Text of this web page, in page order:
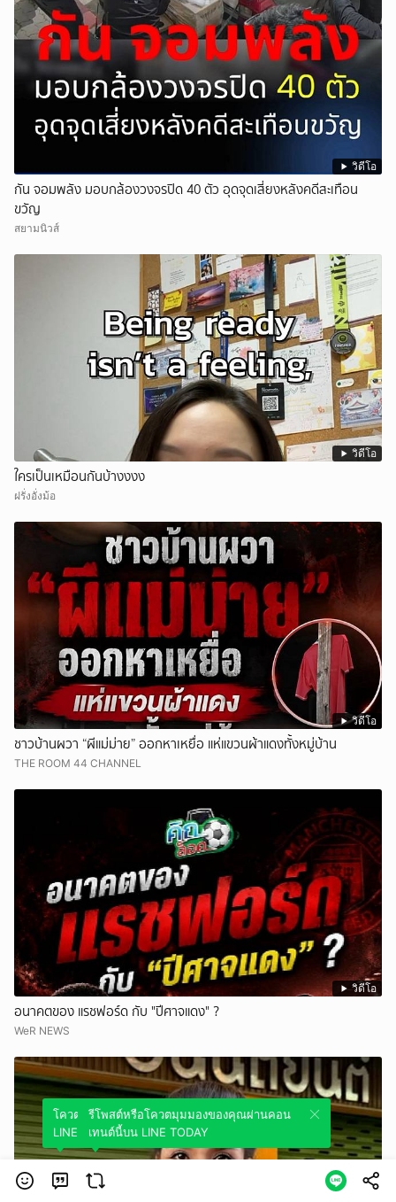
วิดีโอ
กัน จอมพลัง มอบกล้องวงจรปิด 40 ตัว อุดจุดเสี่ยงหลังคดีสะเทือน
ขวัญ
สยามนิวส์
วิดีโอ
ใครเป็นเหมือนกันบ้างงงง
ฝรั่งอั่งม้อ
วิดีโอ
ชาวบ้านผวา “ผีแม่ม่าย” ออกหาเหยื่อ แห่แขวนผ้าแดงทั้งหมู่บ้าน
THE ROOM 44 CHANNEL
วิดีโอ
อนาคตของ แรชฟอร์ด กับ "ปีศาจแดง" ?
WeR NEWS
โควตมุมมองของคุณผ่านคอนเทนต์นี้บน
LINE TODAY
รีโพสต์หรือโควตมุมมองของคุณผ่านคอน
เทนต์นี้บน LINE TODAY